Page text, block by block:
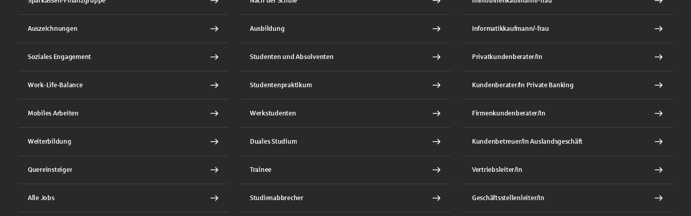
Auszeichnungen
Soziales Engagement
Work-Life-Balance
Mobiles Arbeiten
Weiterbildung
Quereinsteiger
Alle Jobs
Ausbildung
Studenten und Absolventen
Studentenpraktikum
Werkstudenten
Duales Studium
Trainee
Studienabbrecher
Informatikkaufmann/-frau
Privatkundenberater/In
Kundenberater/In Private Banking
Firmenkundenberater/In
Kundenbetreuer/In Auslandsgeschäft
Vertriebsleiter/In
Geschäftsstellenleiter/In